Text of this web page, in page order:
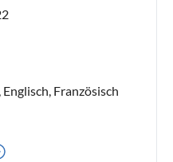
3.8. nur diese Nummer
Französisch